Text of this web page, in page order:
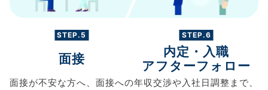
STEP.5
面接
面接が不安な方へ、 面接への
STEP.6
内定・入職
アフターフォロー
年収交渉や入社日調整まで、